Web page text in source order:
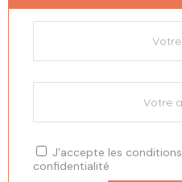
J'accepte les conditions
confidentialité